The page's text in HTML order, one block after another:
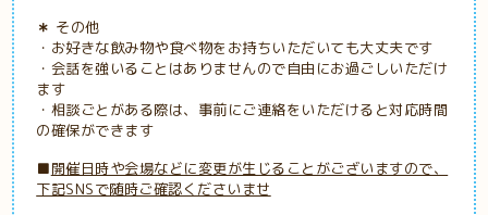
＊ その他
・お好きな飲み物や食べ物をお持ちいただいても大丈夫です
・会話を強いることはありませんので自由にお過ごしいただけ
ます
・ 相談ごとがある際は、事前にご連絡をいただけると対応時間
の確保ができます
■開催日時や会場などに変更が生じることがございますので、
下記SNSで随時ご確認くださいませ